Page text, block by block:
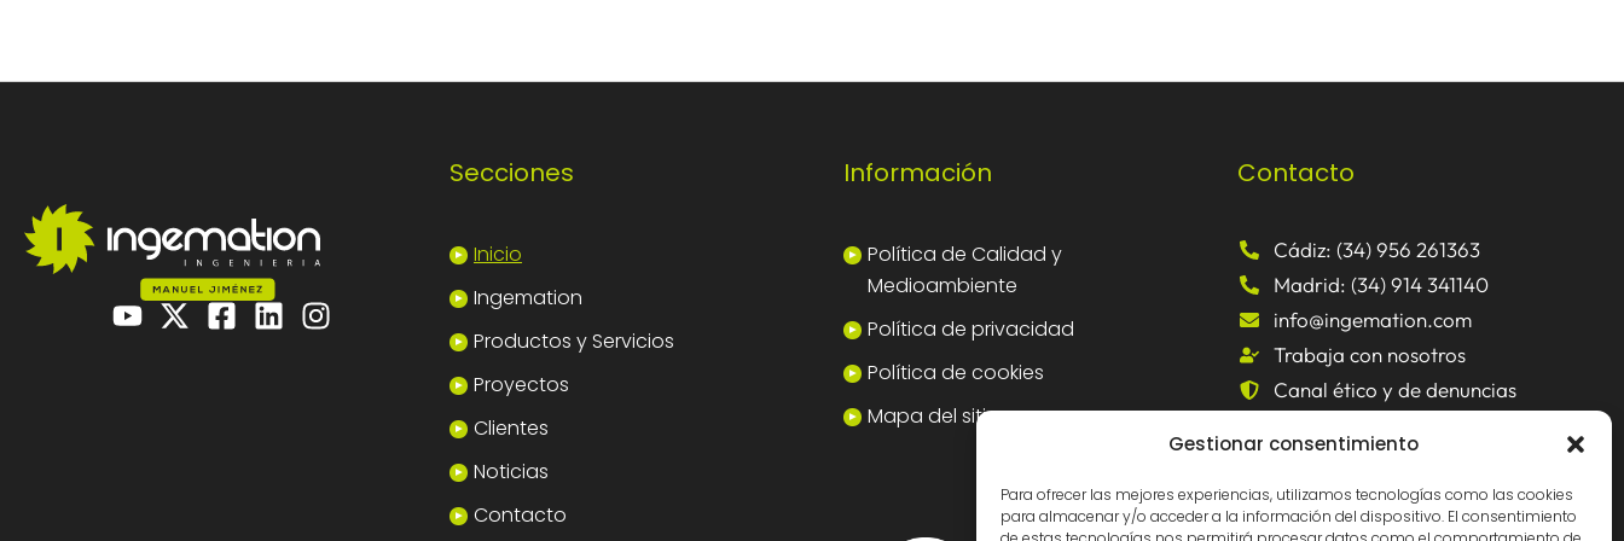
Gestionar consentimiento
Para ofrecer las mejores experiencias, utilizamos tecnologías como las cookies
para almacenar y/o acceder a la información del dispositivo. El consentimiento
Secciones
Inicio
Ingemation
Productos y Servicios
Proyectos
Clientes
Noticias
Contacto
Información
Política de Calidad y
Medioambiente
Política de privacidad
Política de cookies
Mapa del sitio
Contacto
Cádiz: (34) 956 261363
Madrid: (34) 914 341140
info@ingemation.com
Trabaja con nosotros
Canal ético y de denuncias